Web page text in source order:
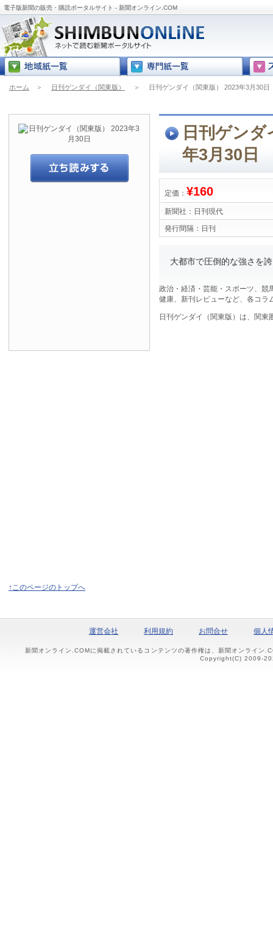
電子版新聞の販売・購読ポータルサイト - 新聞オンライン.COM
ホーム ＞ 日刊ゲンダイ（関東版） ＞ 日刊ゲンダイ（関東版） 2023年3月30日
日刊ゲン
年3月30日
定価： ¥160
新聞社： 日刊現代
発行間隔： 日刊
大都市で圧倒的な強さを
政治・経済・芸能・スポーツ、競
健康、新刊レビューなど、各コラ
日刊ゲンダイ（関東版）は、関
↑このページのトップへ
運営会社 利用規約 お問合せ 個人
新聞オンライン.COMに掲載されているコンテンツの著作権は、新聞オンライン
Copyright(C) 2009-